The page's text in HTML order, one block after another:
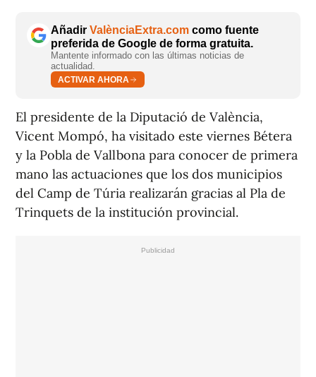
Añadir ValènciaExtra.com como fuente
preferida de Google de forma gratuita.
Mantente informado con las últimas noticias de
actualidad.
ACTIVAR AHORA
El presidente de la Diputació de València,
Vicent Mompó, ha visitado este viernes Bétera
y la Pobla de Vallbona para conocer de primera
mano las actuaciones que los dos municipios
del Camp de Túria realizarán gracias al Pla de
Trinquets de la institución provincial.